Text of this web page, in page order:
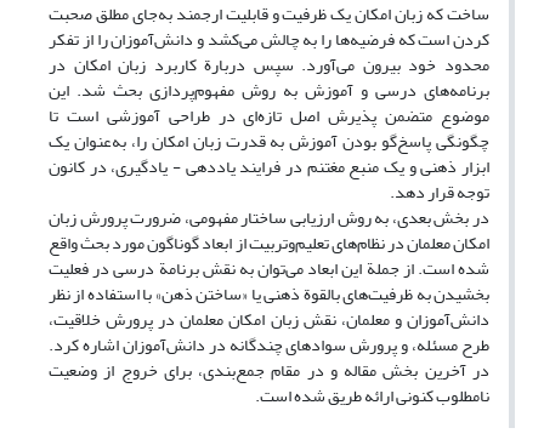
ساخت که زبان امکان یک ظرفیت و قابلیت ارجمند به‌جای مطلق صحبت
کردن است که فرضیه‌ها را به چالش می‌کشد و دانش‌آموزان را از تفکر
محدود خود بیرون می‌آورد. سپس دربارة کاربرد زبان امکان در
برنامه‌های درسی و آموزش به روش مفهوم‌پردازی بحث شد. این
موضوع متضمن پذیرش اصل تازه‌ای در طراحی آموزشی است تا
چگونگی پاسخ‌گو بودن آموزش به قدرت زبان امکان را، به‌عنوان یک
ابزار ذهنی و یک منبع مغتنم در فرایند یاددهی - یادگیری، در کانون
توجه قرار دهد.
در بخش بعدی، به روش ارزیابی ساختار مفهومی، ضرورت پرورش زبان
امکان معلمان در نظام‌های تعلیم‌وتربیت از ابعاد گوناگون مورد بحث واقع
شده است. از جملة این ابعاد می‌توان به نقش برنامة درسی در فعلیت
بخشیدن به ظرفیت‌های بالقوة ذهنی یا «ساختن ذهن» با استفاده از نظر
دانش‌آموزان و معلمان، نقش زبان امکان معلمان در پرورش خلاقیت،
طرح مسئله، و پرورش سوادهای چندگانه در دانش‌آموزان اشاره کرد.
در آخرین بخش مقاله و در مقام جمع‌بندی، برای خروج از وضعیت
نامطلوب کنونی ارائه طریق شده است.